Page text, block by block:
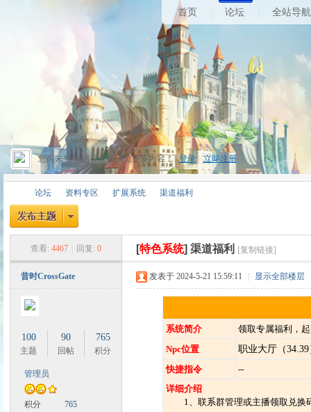
首页 论坛 全站导航
您尚未登录,请登录后浏览更多内容！ 登录 立即注册
论坛
›
资料专区
›
扩展系统
›
渠道福利
查看: 4467 回复: 0 [特色系统] 渠道福利 [复制链接]
昔时CrossGate
100
主题
90
回帖
765
积分
管理员
积分 765
发表于 2024-5-21 15:59:11 显示全部楼层
系统简介
领取专属福利，
Npc位置
职业大厅（34.39
快捷指令
--
详细介绍
1、联系群管理或主播领取兑换